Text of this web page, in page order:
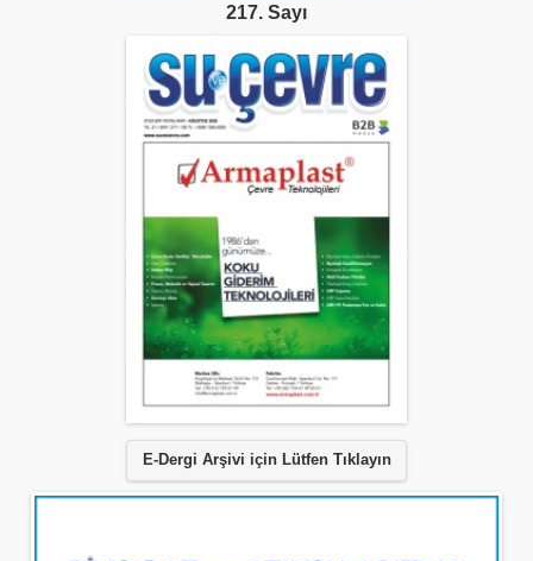
217. Sayı
E-Dergi Arşivi için Lütfen Tıklayın